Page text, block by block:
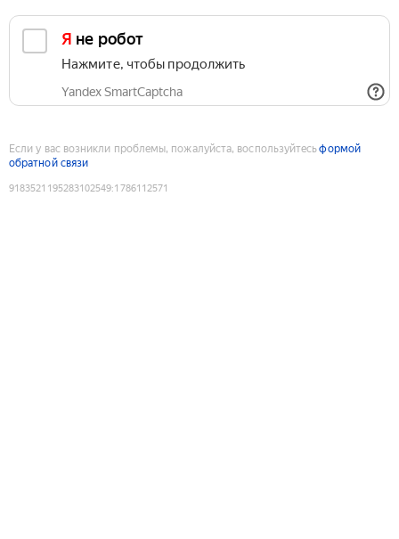
Я не робот
Нажмите, чтобы продолжить
Yandex SmartCaptcha
Если у вас возникли проблемы, пожалуйста, воспользуйтесьформой
обратной связи
9183521195283102549:1786112571